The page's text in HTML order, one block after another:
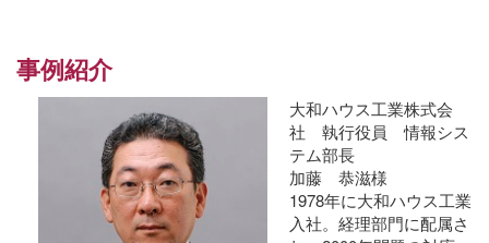
事例紹介
大和ハウス工業株式会
社 執行役員 情報シス
テム部長
加藤 恭滋様
1978年に大和ハウス工業
入社。経理部門に配属さ